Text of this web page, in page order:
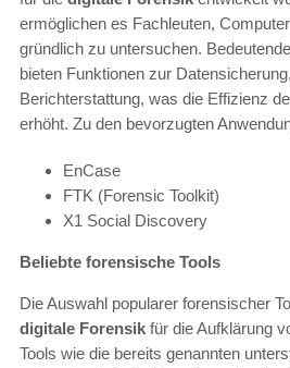
ermöglichen es Fachleuten,
gründlich zu untersuchen. Bedeutende
bieten Funktionen zur
Berichterstattung, was die Effizienz
erhöht. Zu den bevorzugten
EnCase
FTK (Forensic Toolkit)
X1 Social Discovery
Beliebte forensische Tools
Die Auswahl popularer forensischer
digitale Forensik für die Aufklärung
Tools wie die bereits genannten